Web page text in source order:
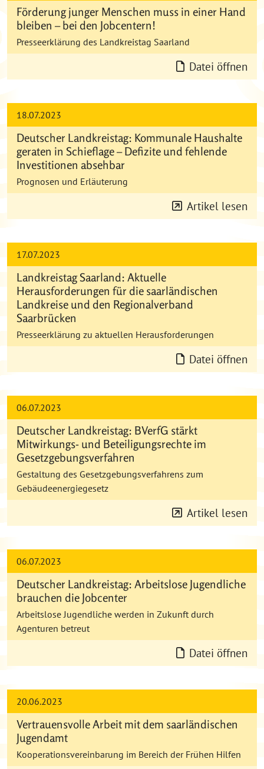
Förderung junger Menschen muss in einer Hand
bleiben – bei den Jobcentern!
Presseerklärung des Landkreistag Saarland
Datei öffnen
18.07.2023
Deutscher Landkreistag: Kommunale Haushalte
geraten in Schieflage – Defizite und fehlende
Investitionen absehbar
Prognosen und Erläuterung
Artikel lesen
17.07.2023
Landkreistag Saarland: Aktuelle
Herausforderungen für die saarländischen
Landkreise und den Regionalverband
Saarbrücken
Presseerklärung zu aktuellen Herausforderungen
Datei öffnen
06.07.2023
Deutscher Landkreistag: BVerfG stärkt
Mitwirkungs- und Beteiligungsrechte im
Gesetzgebungsverfahren
Gestaltung des Gesetzgebungsverfahrens zum
Gebäudeenergiegesetz
Artikel lesen
06.07.2023
Deutscher Landkreistag: Arbeitslose Jugendliche
brauchen die Jobcenter
Arbeitslose Jugendliche werden in Zukunft durch
Agenturen betreut
Datei öffnen
20.06.2023
Vertrauensvolle Arbeit mit dem saarländischen
Jugendamt
Kooperationsvereinbarung im Bereich der Frühen Hilfen